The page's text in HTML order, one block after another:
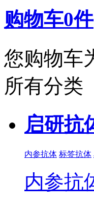
购物车0件
您购物车
所有分类
启研抗
内参抗体 标签抗体
内参抗